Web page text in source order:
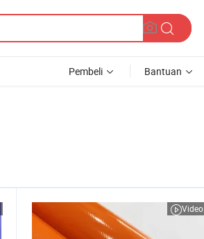
Pembeli Bantuan
Video